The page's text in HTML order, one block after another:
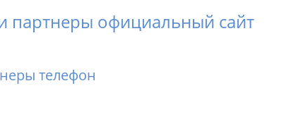
партнеры официальный сайт
телефон